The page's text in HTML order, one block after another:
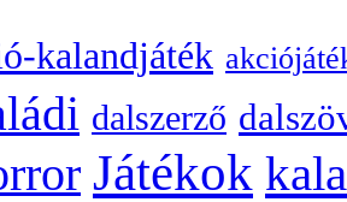
kalandjáték
dalszerző
Játékok